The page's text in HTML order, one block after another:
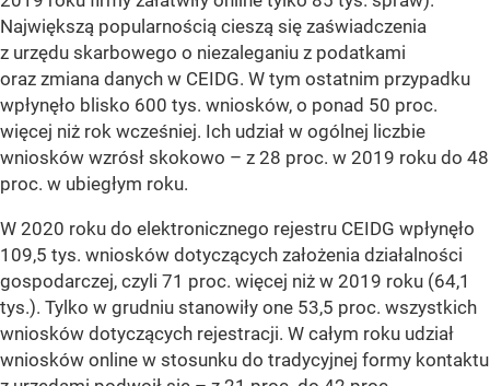
Największą popularnością cieszą się zaświadczenia
z urzędu skarbowego o niezaleganiu z podatkami
oraz zmiana danych w CEIDG. W tym ostatnim przypadku
wpłynęło blisko 600 tys. wniosków, o ponad 50 proc.
więcej niż rok wcześniej. Ich udział w ogólnej liczbie
wniosków wzrósł skokowo – z 28 proc. w 2019 roku do 48
proc. w ubiegłym roku.
W 2020 roku do elektronicznego rejestru CEIDG wpłynęło
109,5 tys. wniosków dotyczących założenia działalności
gospodarczej, czyli 71 proc. więcej niż w 2019 roku (64,1
tys.). Tylko w grudniu stanowiły one 53,5 proc. wszystkich
wniosków dotyczących rejestracji. W całym roku udział
wniosków online w stosunku do tradycyjnej formy kontaktu